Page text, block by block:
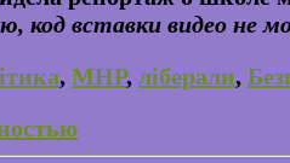
код вставки видео не
, МНР, ліберали,